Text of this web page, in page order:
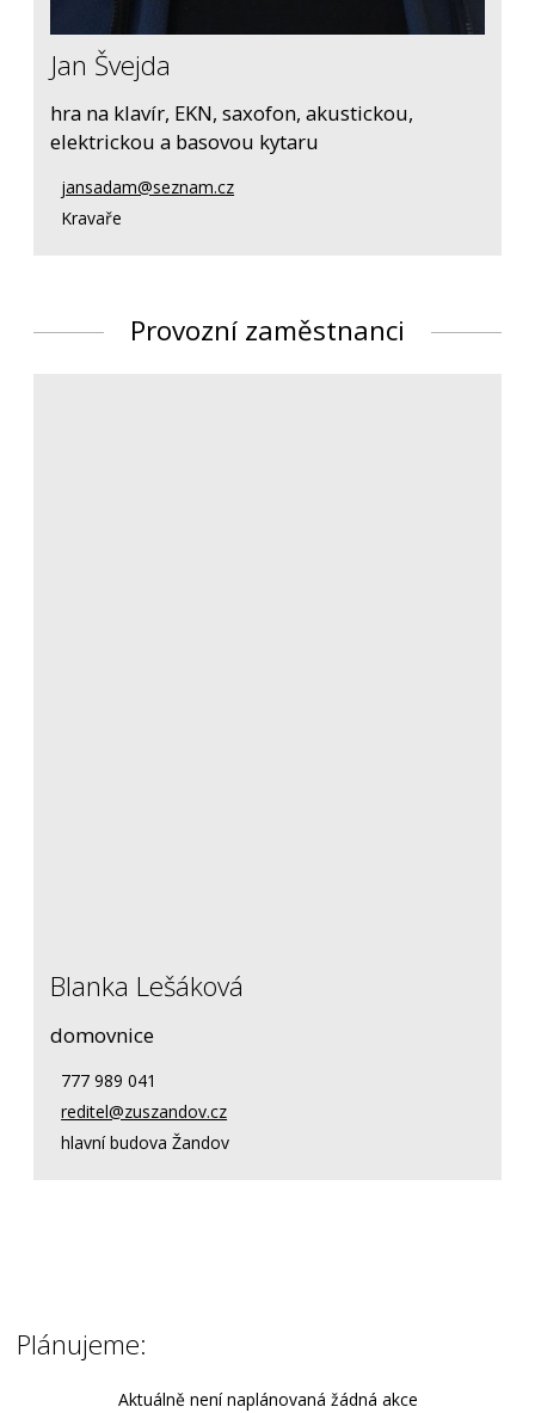
Jan Švejda
hra na klavír, EKN, saxofon, akustickou,
elektrickou a basovou kytaru
jansadam@seznam.cz
Kravaře
Provozní zaměstnanci
Blanka Lešáková
domovnice
777 989 041
reditel@zuszandov.cz
hlavní budova Žandov
Plánujeme:
Aktuálně není naplánovaná žádná akce